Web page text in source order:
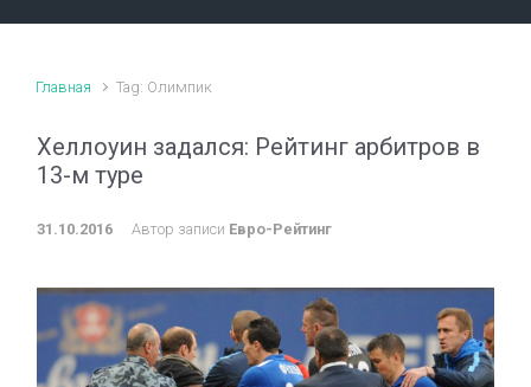
Главная Tag: Олимпик
Хеллоуин задался: Рейтинг арбитров в
13-м туре
31.10.2016 Автор записи Евро-Рейтинг